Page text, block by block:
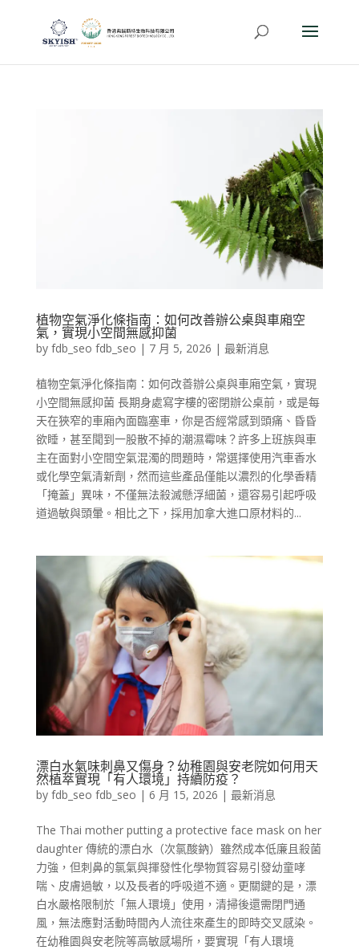
植物空氣淨化條指南：如何改善辦公桌與車廂空
氣，實現小空間無感抑菌
by fdb_seo fdb_seo | 7 月 5, 2026 | 最新消息
植物空氣淨化條指南：如何改善辦公桌與車廂空氣，實現
小空間無感抑菌 長期身處寫字樓的密閉辦公桌前，或是每
天在狹窄的車廂內面臨塞車，你是否經常感到頭痛、昏昏
欲睡，甚至聞到一股散不掉的潮濕霉味？許多上班族與車
主在面對小空間空氣混濁的問題時，常選擇使用汽車香水
或化學空氣清新劑，然而這些產品僅能以濃烈的化學香精
「掩蓋」異味，不僅無法殺滅懸浮細菌，還容易引起呼吸
道過敏與頭暈。相比之下，採用加拿大進口原材料的...
漂白水氣味刺鼻又傷身？幼稚園與安老院如何用天
然植萃實現「有人環境」持續防疫？
by fdb_seo fdb_seo | 6 月 15, 2026 | 最新消息
The Thai mother putting a protective face mask on her
daughter 傳統的漂白水（次氯酸鈉）雖然成本低廉且殺菌
力強，但刺鼻的氯氣與揮發性化學物質容易引發幼童哮
喘、皮膚過敏，以及長者的呼吸道不適。更關鍵的是，漂
白水嚴格限制於「無人環境」使用，清掃後還需閉門通
風，無法應對活動時間內人流往來產生的即時交叉感染。
在幼稚園與安老院等高敏感場所，要實現「有人環境